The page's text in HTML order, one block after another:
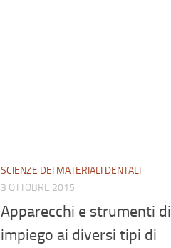
SCIENZE DEI MATERIALI DENTALI
3 OTTOBRE 2015
Apparecchi e strumenti di
impiego ai diversi tipi di